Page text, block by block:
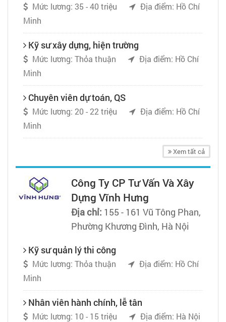
Mức lương: 35 - 40 triệu
Địa điểm: Hồ Chí
Minh
Kỹ sư xây dựng, hiện trường
Mức lương: Thỏa thuận
Địa điểm: Hồ Chí
Minh
Chuyên viên dự toán, QS
Mức lương: 20 - 22 triệu
Địa điểm: Hồ Chí
Minh
Xem tất cả
Công Ty CP Tư Vấn Và Xây
Dựng Vĩnh Hưng
Địa chỉ: 155 - 161 Vũ Tông Phan,
Phường Khương Đình, Hà Nội
Kỹ sư quản lý thi công
Mức lương: Thỏa thuận
Địa điểm: Hồ Chí
Minh
Nhân viên hành chính, lễ tân
Mức lương: 10 - 15 triệu Địa điểm: Hà Nội